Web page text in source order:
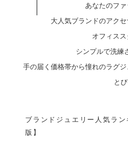
あなたのフ
大人気ブランドのアク
オフィス
シンプルで洗練
手の届く価格帯から憧れのラグ
と
ブランドジュエリー人気ラ
版】